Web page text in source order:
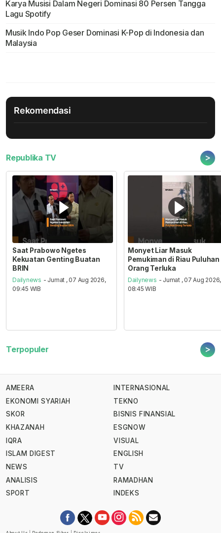
Karya Musisi Dalam Negeri Dominasi 80 Persen Tangga
Lagu Spotify
Musik Indo Pop Geser Dominasi K-Pop di Indonesia dan
Malaysia
Rekomendasi
Republika TV >
Saat Prabowo Ngetes
Kekuatan Genting Buatan
BRIN
Dailynews - Jumat , 07 Aug 2026,
09:45 WIB
Monyet Liar Masuk
Pemukiman di Riau Puluhan
Orang Terluka
Dailynews - Jumat , 07 Aug 2026,
08:45 WIB
Terpopuler >
AMEERA
EKONOMI SYARIAH
SKOR
KHAZANAH
IQRA
ISLAM DIGEST
NEWS
ANALISIS
SPORT
INTERNASIONAL
TEKNO
BISNIS FINANSIAL
ESGNOW
VISUAL
ENGLISH
TV
RAMADHAN
INDEKS